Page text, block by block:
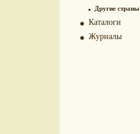
Другие страны
Каталоги
Журналы